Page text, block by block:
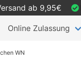
ab 9,95€
Online Zulassung
WN